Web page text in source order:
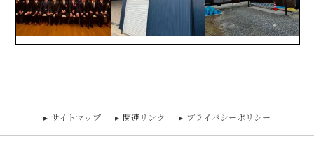
サイトマップ 関連リンク プライバシーポリシー